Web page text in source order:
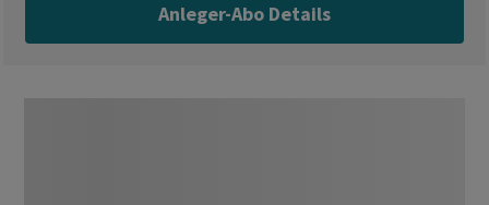
Anleger-Abo Details